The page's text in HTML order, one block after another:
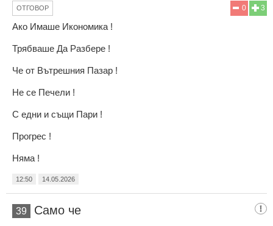
3
0
ОТГОВОР
Ако Имаше Икономика !
Трябваше Да Разбере !
Че от Вътрешния Пазар !
Не се Печели !
С едни и същи Пари !
Прогрес !
Няма !
12:50 14.05.2026
39 Само че